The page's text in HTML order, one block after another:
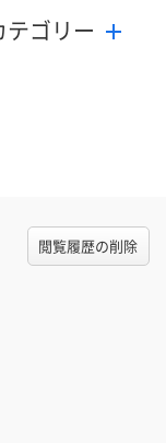
ゴリー
閲覧履歴の削除